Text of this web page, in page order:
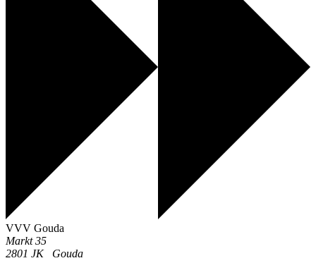
VVV Gouda
Markt 35
2801 JK
Gouda